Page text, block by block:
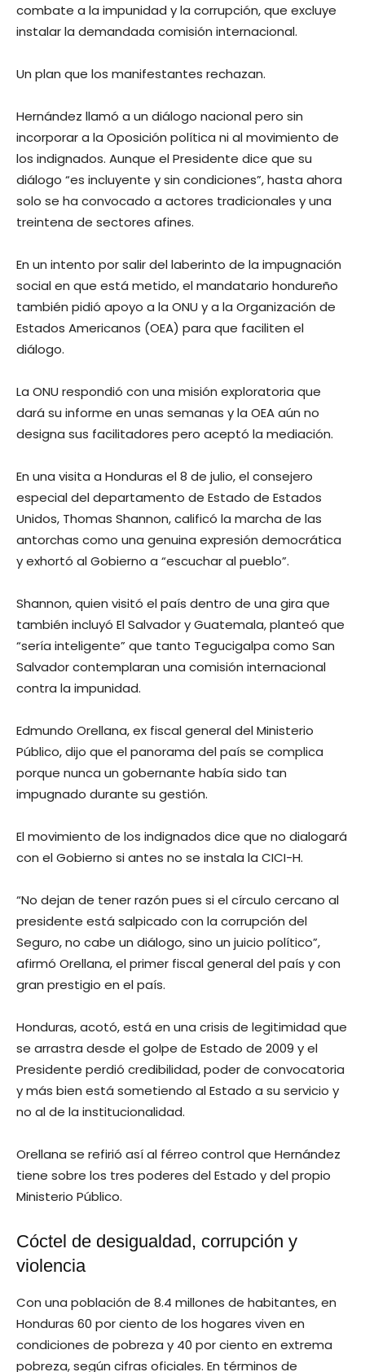
combate a la impunidad y la corrupción, que excluye
instalar la demandada comisión internacional.
Un plan que los manifestantes rechazan.
Hernández llamó a un diálogo nacional pero sin
incorporar a la Oposición política ni al movimiento de
los indignados. Aunque el Presidente dice que su
diálogo “es incluyente y sin condiciones”, hasta ahora
solo se ha convocado a actores tradicionales y una
treintena de sectores afines.
En un intento por salir del laberinto de la impugnación
social en que está metido, el mandatario hondureño
también pidió apoyo a la ONU y a la Organización de
Estados Americanos (OEA) para que faciliten el
diálogo.
La ONU respondió con una misión exploratoria que
dará su informe en unas semanas y la OEA aún no
designa sus facilitadores pero aceptó la mediación.
En una visita a Honduras el 8 de julio, el consejero
especial del departamento de Estado de Estados
Unidos, Thomas Shannon, calificó la marcha de las
antorchas como una genuina expresión democrática
y exhortó al Gobierno a “escuchar al pueblo”.
Shannon, quien visitó el país dentro de una gira que
también incluyó El Salvador y Guatemala, planteó que
“sería inteligente” que tanto Tegucigalpa como San
Salvador contemplaran una comisión internacional
contra la impunidad.
Edmundo Orellana, ex fiscal general del Ministerio
Público, dijo que el panorama del país se complica
porque nunca un gobernante había sido tan
impugnado durante su gestión.
El movimiento de los indignados dice que no dialogará
con el Gobierno si antes no se instala la CICI-H.
“No dejan de tener razón pues si el círculo cercano al
presidente está salpicado con la corrupción del
Seguro, no cabe un diálogo, sino un juicio político”,
afirmó Orellana, el primer fiscal general del país y con
gran prestigio en el país.
Honduras, acotó, está en una crisis de legitimidad que
se arrastra desde el golpe de Estado de 2009 y el
Presidente perdió credibilidad, poder de convocatoria
y más bien está sometiendo al Estado a su servicio y
no al de la institucionalidad.
Orellana se refirió así al férreo control que Hernández
tiene sobre los tres poderes del Estado y del propio
Ministerio Público.
Cóctel de desigualdad, corrupción y
violencia
Con una población de 8.4 millones de habitantes, en
Honduras 60 por ciento de los hogares viven en
condiciones de pobreza y 40 por ciento en extrema
pobreza, según cifras oficiales. En términos de